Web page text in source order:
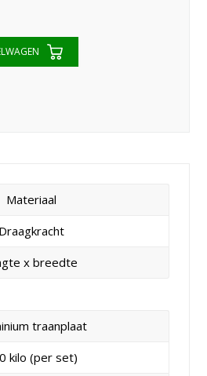
Materiaal
Draagkracht
x breedte
traanplaat
kilo (per set)